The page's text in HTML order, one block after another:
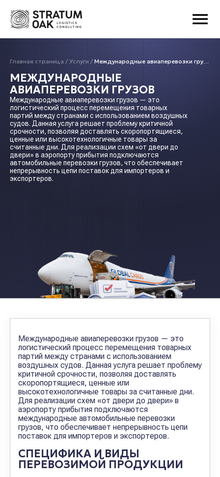
Главная страница Услуги Международные авиаперевозки грузов
МЕЖДУНАРОДНЫЕ
АВИАПЕРЕВОЗКИ ГРУЗОВ
Международные авиаперевозки грузов — это
логистический процесс перемещения товарных
партий между странами с использованием воздушных
судов. Данная услуга решает проблему критичной
срочности, позволяя доставлять скоропортящиеся,
ценные или высокотехнологичные товары за
считанные дни. Для реализации схем «от двери до
двери» в аэропорту прибытия подключаются
автомобильные перевозки грузов, что обеспечивает
непрерывность цепи поставок для импортеров и
экспортеров.
Международные авиаперевозки грузов — это
логистический процесс перемещения товарных
партий между странами с использованием
воздушных судов. Данная услуга решает проблему
критичной срочности, позволяя доставлять
скоропортящиеся, ценные или
высокотехнологичные товары за считанные дни.
Для реализации схем «от двери до двери» в
аэропорту прибытия подключаются
международные автомобильные перевозки
грузов, что обеспечивает непрерывность цепи
поставок для импортеров и экспортеров.
СПЕЦИФИКА И ВИДЫ
ПЕРЕВОЗИМОЙ ПРОДУКЦИИ